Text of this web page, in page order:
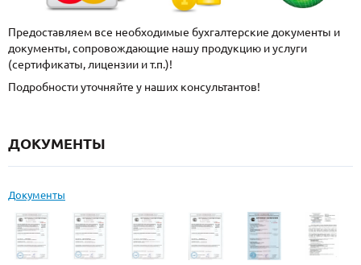
Предоставляем все необходимые бухгалтерские документы и
документы, сопровождающие нашу продукцию и услуги
(сертификаты, лицензии и т.п.)!
Подробности уточняйте у наших консультантов!
ДОКУМЕНТЫ
Документы